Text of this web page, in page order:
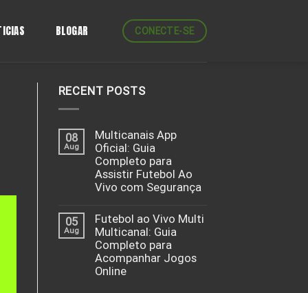
BLOGAR CONECTE-SE
RECENT POSTS
08
Aug
Multicanais App
Oficial: Guia
Completo para
Assistir Futebol Ao
Vivo com Segurança
05
Aug
Futebol ao Vivo Multi
Multicanal: Guia
Completo para
Acompanhar Jogos
Online